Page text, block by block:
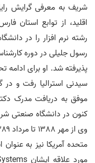
شریف به معرفی گرایش
اقلید، از توابع استان
رسول جلیلی در دوره
پذیرفته شد. او برای ادامه
سیدنی استرالیا رفت و
کنون در دانشگاه
متحده آمریکا نیز به